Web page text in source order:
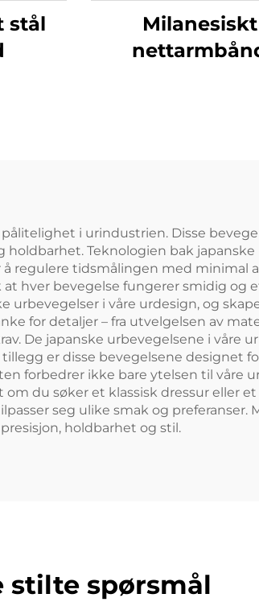
stål
Milanesiskt
i urindustrien. Disse
Teknologien bak
regulere tidsmålingen med minimal
hver bevegelse fungerer smidig og
urbevegelser i våre urdesign, og
for detaljer – fra utvelgelsen av
De japanske urbevegelsene i våre
er disse bevegelsene designet
forbedrer ikke bare ytelsen til våre
du søker et klassisk dressur eller
seg ulike smak og preferanser.
holdbarhet og stil.
stilte spørsmål